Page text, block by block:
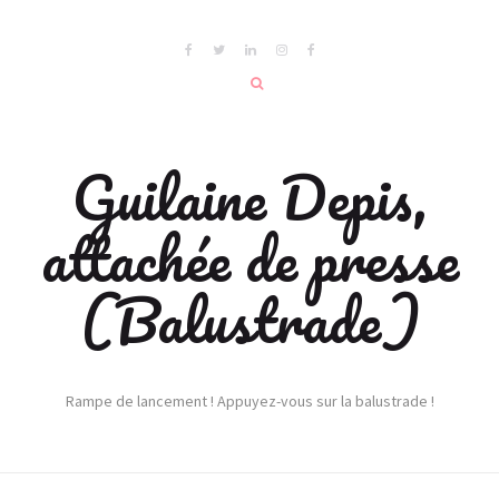
Guilaine Depis,
attachée de presse
(Balustrade)
Rampe de lancement ! Appuyez-vous sur la balustrade !